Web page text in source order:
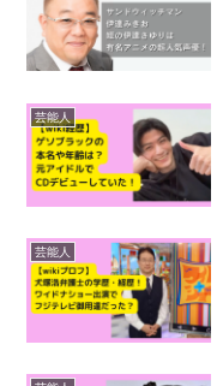
芸能人
芸能人